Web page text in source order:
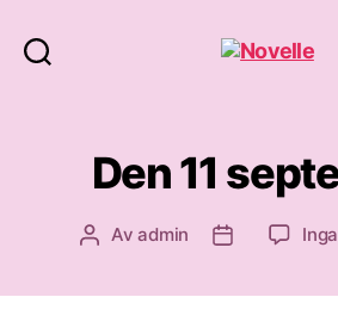
Den 11
Inläggsförfattare
Avadmin Inläggsdatum